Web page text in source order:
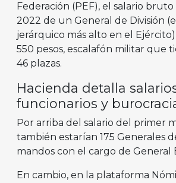
Federación (PEF), el salario
2022 de un General de División
jerárquico más alto en el Ejército)
550 pesos, escalafón militar que
46 plazas.
Hacienda detalla
funcionarios y
Por arriba del salario del primer
también estarían 175 Generales
mandos con el cargo de General
En cambio, en la plataforma